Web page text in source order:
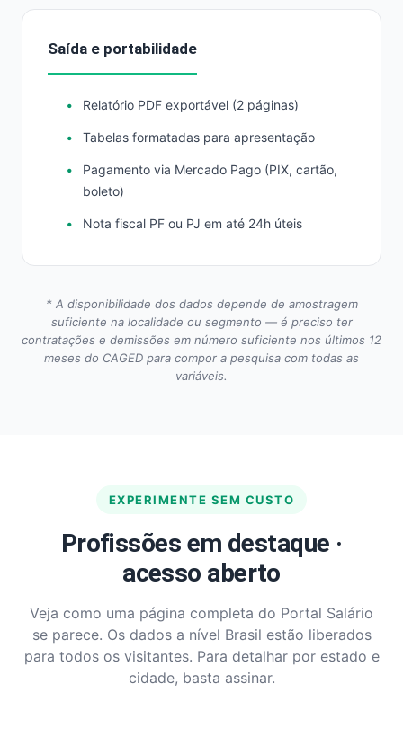
Saída e portabilidade
Relatório PDF exportável (2 páginas)
Tabelas formatadas para apresentação
Pagamento via Mercado Pago (PIX, cartão,
boleto)
Nota fiscal PF ou PJ em até 24h úteis
* A disponibilidade dos dados depende de amostragem
suficiente na localidade ou segmento — é preciso ter
contratações e demissões em número suficiente nos últimos 12
meses do CAGED para compor a pesquisa com todas as
variáveis.
EXPERIMENTE SEM CUSTO
Profissões em destaque ·
acesso aberto
Veja como uma página completa do Portal Salário
se parece. Os dados a nível Brasil estão liberados
para todos os visitantes. Para detalhar por estado e
cidade, basta assinar.